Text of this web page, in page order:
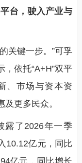
台，驶入产业与
关键一步。”可孚
，依托“A+H”双平
、市场与资本资
更多民众。
露了2026年一季
10.12亿元，同比
亿元，同比增长